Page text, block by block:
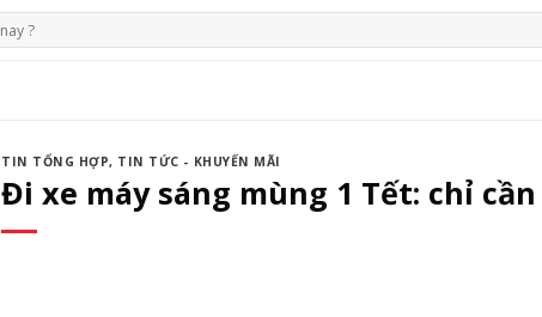
TIN TỔNG HỢP, TIN TỨC - KHUYẾN MÃI
Đi xe máy sáng mùng 1 Tết: chỉ